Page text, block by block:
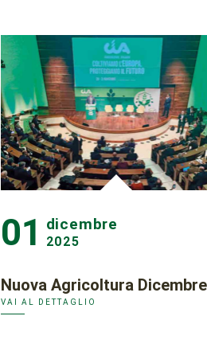
01 dicembre
2025
Nuova Agricoltura Dicembre
VAI AL DETTAGLIO